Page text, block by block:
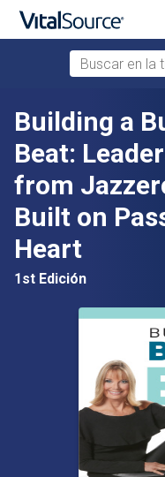
Saltar al contenido
Buscar en la
Building a
Beat:
from
Built on
Heart
1st Edición